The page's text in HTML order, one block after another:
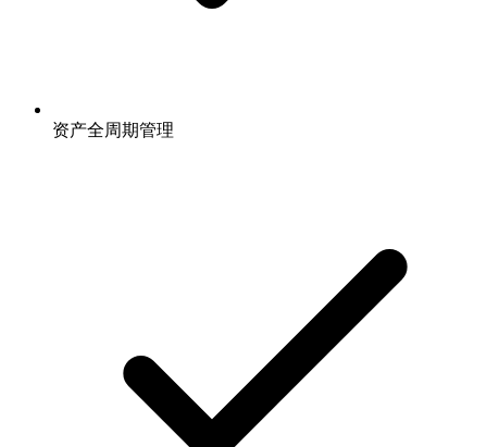
资产全周期管理